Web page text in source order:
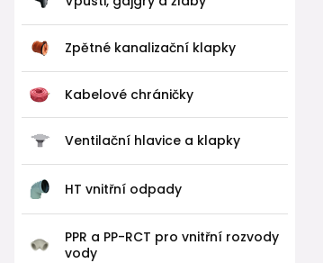
Zpětné kanalizační klapky
Kabelové chráničky
Ventilační hlavice a klapky
HT vnitřní odpady
PPR a PP-RCT pro vnitřní rozvody
vody